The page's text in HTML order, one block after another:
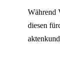
Während
diesen